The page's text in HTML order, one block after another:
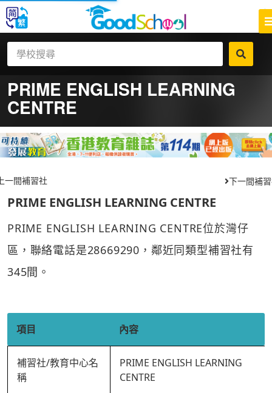
PRIME ENGLISH LEARNING
CENTRE
一間補習社 下一間補
PRIME ENGLISH LEARNING CENTRE
PRIME ENGLISH LEARNING CENTRE位於灣仔
區，聯絡電話是28669290，鄰近同類型補習社有
345間。
項目 內容
補習社/教育中心名
稱
PRIME ENGLISH LEARNING
CENTRE